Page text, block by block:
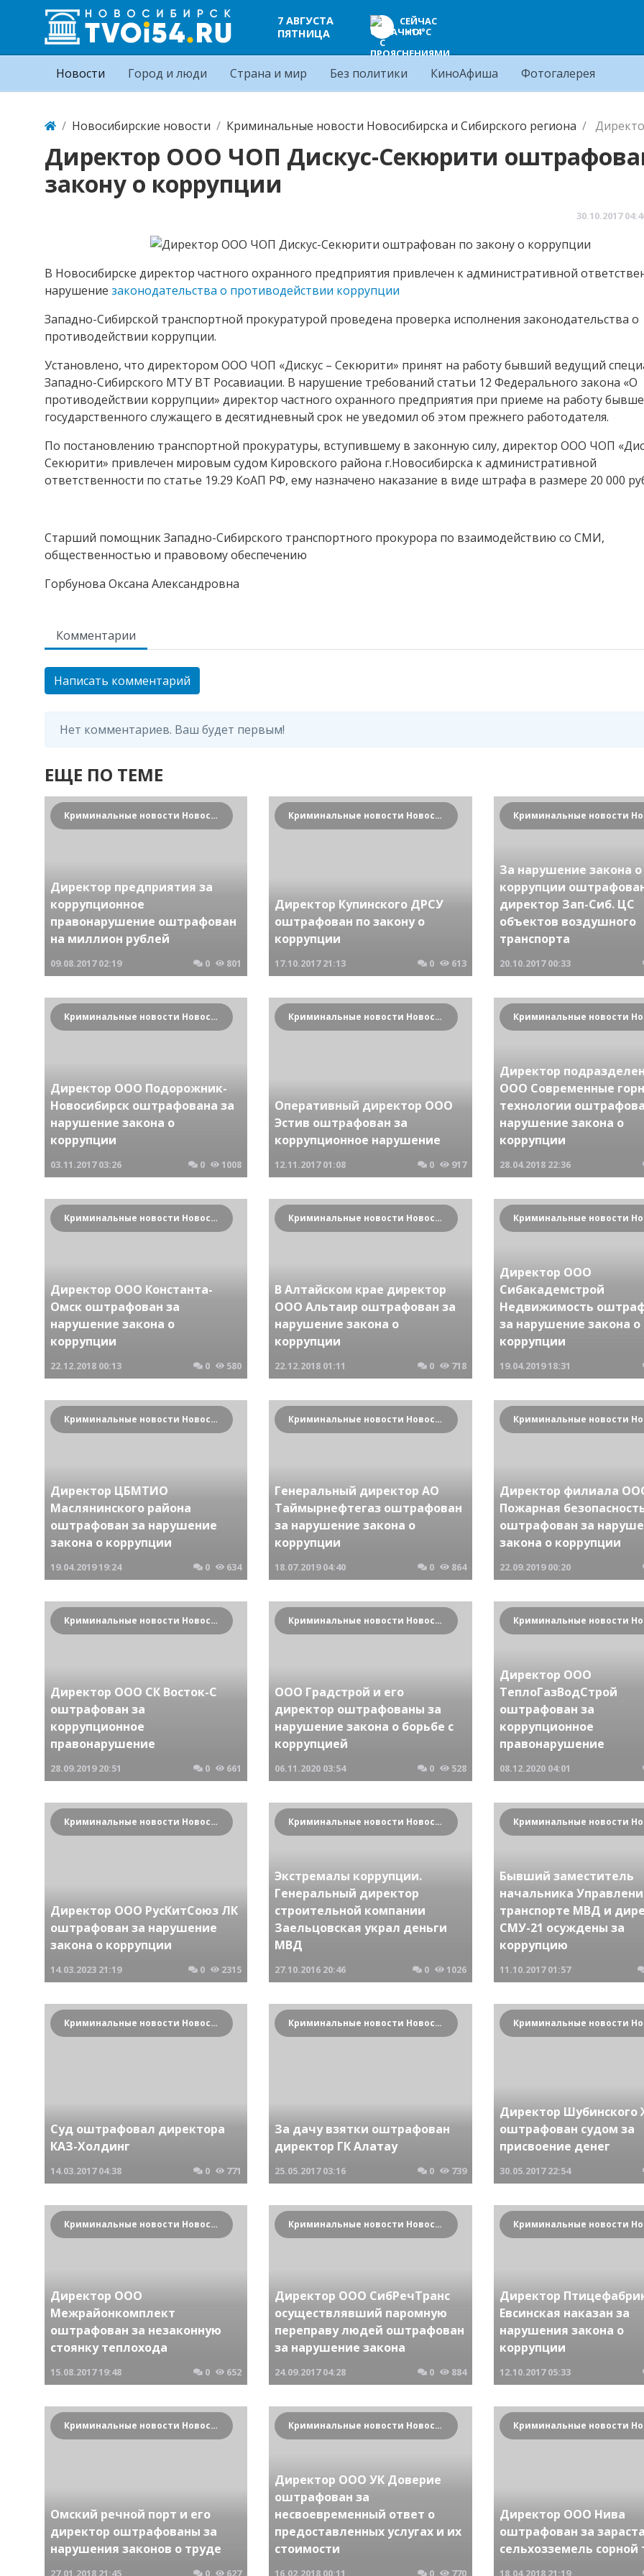
7 АВГУСТА
ПЯТНИЦА
СЕЙЧАС
+14°C
Новости Город и люди Страна и мир Без политики КиноАфиша Фотогалерея
Новосибирские новости Криминальные новости Новосибирска и Сибирского региона
Директор ООО ЧОП Дискус-Секюрити
закону о коррупции
30.10.2017
В Новосибирске директор частного охранного предприятия привлечен к административной
нарушение законодательства о противодействии коррупции
Западно-Сибирской транспортной прокуратурой проведена проверка исполнения законодательства о
противодействии коррупции.
Установлено, что директором ООО ЧОП «Дискус – Секюрити» принят на работу бывший ведущий
Западно-Сибирского МТУ ВТ Росавиации. В нарушение требований статьи 12 Федерального закона «О
противодействии коррупции» директор частного охранного предприятия при приеме на работу
государственного служащего в десятидневный срок не уведомил об этом прежнего работодателя.
По постановлению транспортной прокуратуры, вступившему в законную силу, директор ООО ЧОП
Секюрити» привлечен мировым судом Кировского района г.Новосибирска к административной
ответственности по статье 19.29 КоАП РФ, ему назначено наказание в виде штрафа в размере 20 000
Старший помощник Западно-Сибирского транспортного прокурора по взаимодействию со СМИ,
общественностью и правовому обеспечению
Горбунова Оксана Александровна
Комментарии
Написать комментарий
Нет комментариев. Ваш будет первым!
ЕЩЕ ПО ТЕМЕ
Криминальные новости Новосибирска и Сибирского региона
Директор предприятия за
коррупционное
правонарушение оштрафован
на миллион рублей
09.08.2017 02:19 0 801
Криминальные новости Новосибирска и Сибирского региона
Директор Купинского ДРСУ
оштрафован по закону о
коррупции
17.10.201721:13 0 613
За нарушение закона о
коррупции
директор Зап-Сиб. ЦС
объектов воздушного
транспорта
20.10.2017 00:33
Криминальные новости Новосибирска и Сибирского региона
Директор ООО Подорожник-
Новосибирск оштрафована за
нарушение закона о
коррупции
03.11.2017 03:26 0 1008
Криминальные новости Новосибирска и Сибирского региона
Оперативный директор ООО
Эстив оштрафован за
коррупционное нарушение
12.11.201701:08 0 917
Директор
ООО Современные
технологии
нарушение закона о
коррупции
28.04.2018 22:36
Криминальные новости Новосибирска и Сибирского региона
Директор ООО Константа-
Омск оштрафован за
нарушение закона о
коррупции
22.12.2018 00:13 0 580
Криминальные новости Новосибирска и Сибирского региона
В Алтайском крае директор
ООО Альтаир оштрафован за
нарушение закона о
коррупции
22.12.2018 01:11 0 718
Директор ООО
Сибакадемстрой
Недвижимость
за нарушение закона о
коррупции
19.04.201918:31
Криминальные новости Новосибирска и Сибирского региона
Директор ЦБМТИО
Маслянинского района
оштрафован за нарушение
закона о коррупции
19.04.201919:24 0 634
Криминальные новости Новосибирска и Сибирского региона
Генеральный директор АО
Таймырнефтегаз оштрафован
за нарушение закона о
коррупции
18.07.201904:40 0 864
Директор филиала
Пожарная
оштрафован за
закона о коррупции
22.09.2019 00:20
Криминальные новости Новосибирска и Сибирского региона
Директор ООО СК Восток-С
оштрафован за
коррупционное
правонарушение
28.09.2019 20:51 0 661
Криминальные новости Новосибирска и Сибирского региона
ООО Градстрой и его
директор оштрафованы за
нарушение закона о борьбе с
коррупцией
06.11.2020 03:54 0 528
Директор ООО
ТеплоГазВодСтрой
оштрафован за
коррупционное
правонарушение
08.12.2020 04:01
Криминальные новости Новосибирска и Сибирского региона
Директор ООО РусКитСоюз ЛК
оштрафован за нарушение
закона о коррупции
14.03.2023 21:19 0 2315
Криминальные новости Новосибирска и Сибирского региона
Экстремалы коррупции.
Генеральный директор
строительной компании
Заельцовская украл деньги
МВД
27.10.2016 20:46 0 1026
Бывший заместитель
начальника
транспорте МВД и
СМУ-21 осуждены за
коррупцию
11.10.2017 01:57
Криминальные новости Новосибирска и Сибирского региона
Суд оштрафовал директора
КАЗ-Холдинг
14.03.2017 04:38 0 771
Криминальные новости Новосибирска и Сибирского региона
За дачу взятки оштрафован
директор ГК Алатау
25.05.201703:16 0 739
Директор Шубинского
оштрафован судом за
присвоение денег
30.05.2017 22:54
Криминальные новости Новосибирска и Сибирского региона
Директор ООО
Межрайонкомплект
оштрафован за незаконную
стоянку теплохода
15.08.201719:48 0 652
Криминальные новости Новосибирска и Сибирского региона
Директор ООО СибРечТранс
осуществлявший паромную
переправу людей оштрафован
за нарушение закона
24.09.201704:28 0 884
Директор
Евсинская наказан за
нарушения закона о
коррупции
12.10.2017 05:33
Криминальные новости Новосибирска и Сибирского региона
Омский речной порт и его
директор оштрафованы за
нарушения законов о труде
27.01.2018 21:45 0 627
Криминальные новости Новосибирска и Сибирского региона
Директор ООО УК Доверие
оштрафован за
несвоевременный ответ о
предоставленных услугах и их
стоимости
16.02.2018 00:11 0 770
Директор ООО Нива
оштрафован за
сельхозземель сорной
18.04.2018 21:19